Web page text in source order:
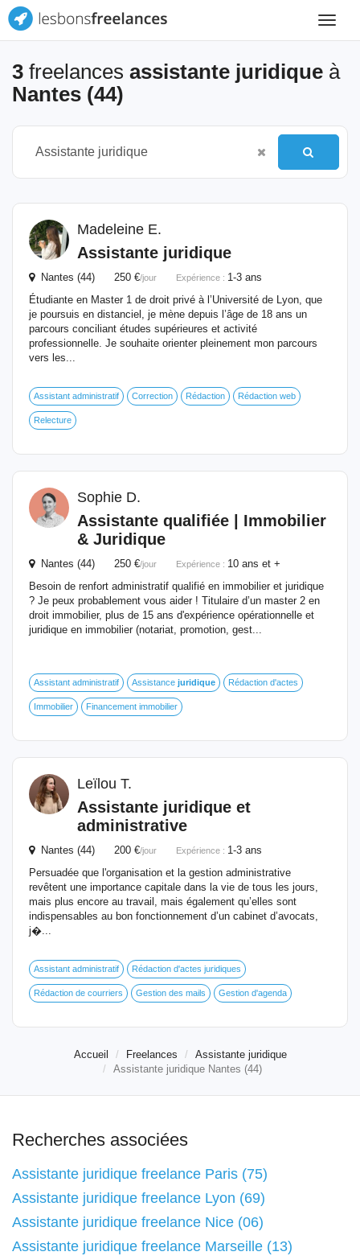
Toggle
3 freelances assistante juridique à
Nantes (44)
Madeleine E.
Assistante juridique
Nantes (44) 250 €/jour Expérience : 1-3 ans
Étudiante en Master 1 de droit privé à l’Université de Lyon, que
je poursuis en distanciel, je mène depuis l’âge de 18 ans un
parcours conciliant études supérieures et activité
professionnelle. Je souhaite orienter pleinement mon parcours
vers les...
Assistant administratif Correction Rédaction Rédaction web
Relecture
Sophie D.
Assistante qualifiée | Immobilier
& Juridique
Nantes (44) 250 €/jour Expérience : 10 ans et +
Besoin de renfort administratif qualifié en immobilier et juridique
? Je peux probablement vous aider ! Titulaire d’un master 2 en
droit immobilier, plus de 15 ans d'expérience opérationnelle et
juridique en immobilier (notariat, promotion, gest...
Assistant administratif Assistance juridique Rédaction d'actes
Immobilier Financement immobilier
Leïlou T.
Assistante juridique et
administrative
Nantes (44) 200 €/jour Expérience : 1-3 ans
Persuadée que l'organisation et la gestion administrative
revêtent une importance capitale dans la vie de tous les jours,
mais plus encore au travail, mais également qu’elles sont
indispensables au bon fonctionnement d’un cabinet d’avocats,
j�...
Assistant administratif Rédaction d'actes juridiques
Rédaction de courriers Gestion des mails Gestion d'agenda
Accueil Freelances
Assistante juridique
Assistante juridique Nantes (44)
Recherches associées
Assistante juridique freelance Paris (75)
Assistante juridique freelance Lyon (69)
Assistante juridique freelance Nice (06)
Assistante juridique freelance Marseille (13)